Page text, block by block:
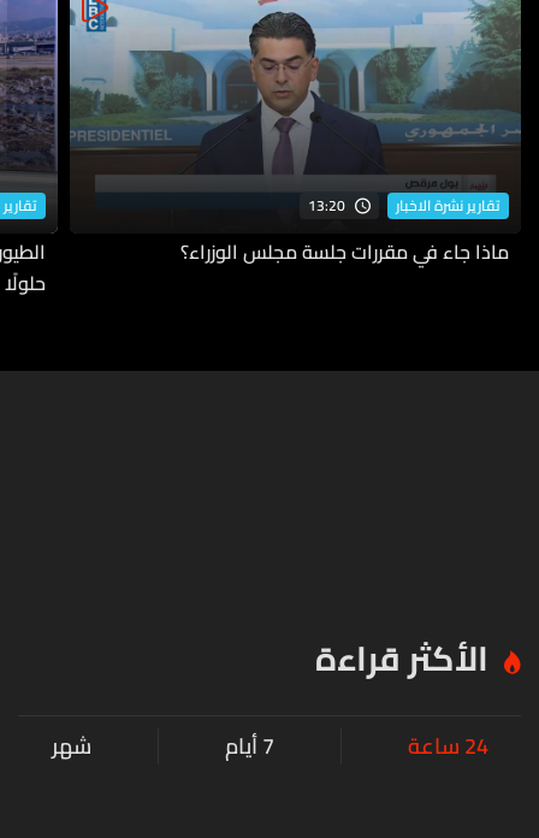
تقارير نشرة الاخبار 13:20
ماذا جاء في مقررات جلسة مجلس الوزراء؟
الأكثر قراءة
24 ساعة 7 أيام شهر